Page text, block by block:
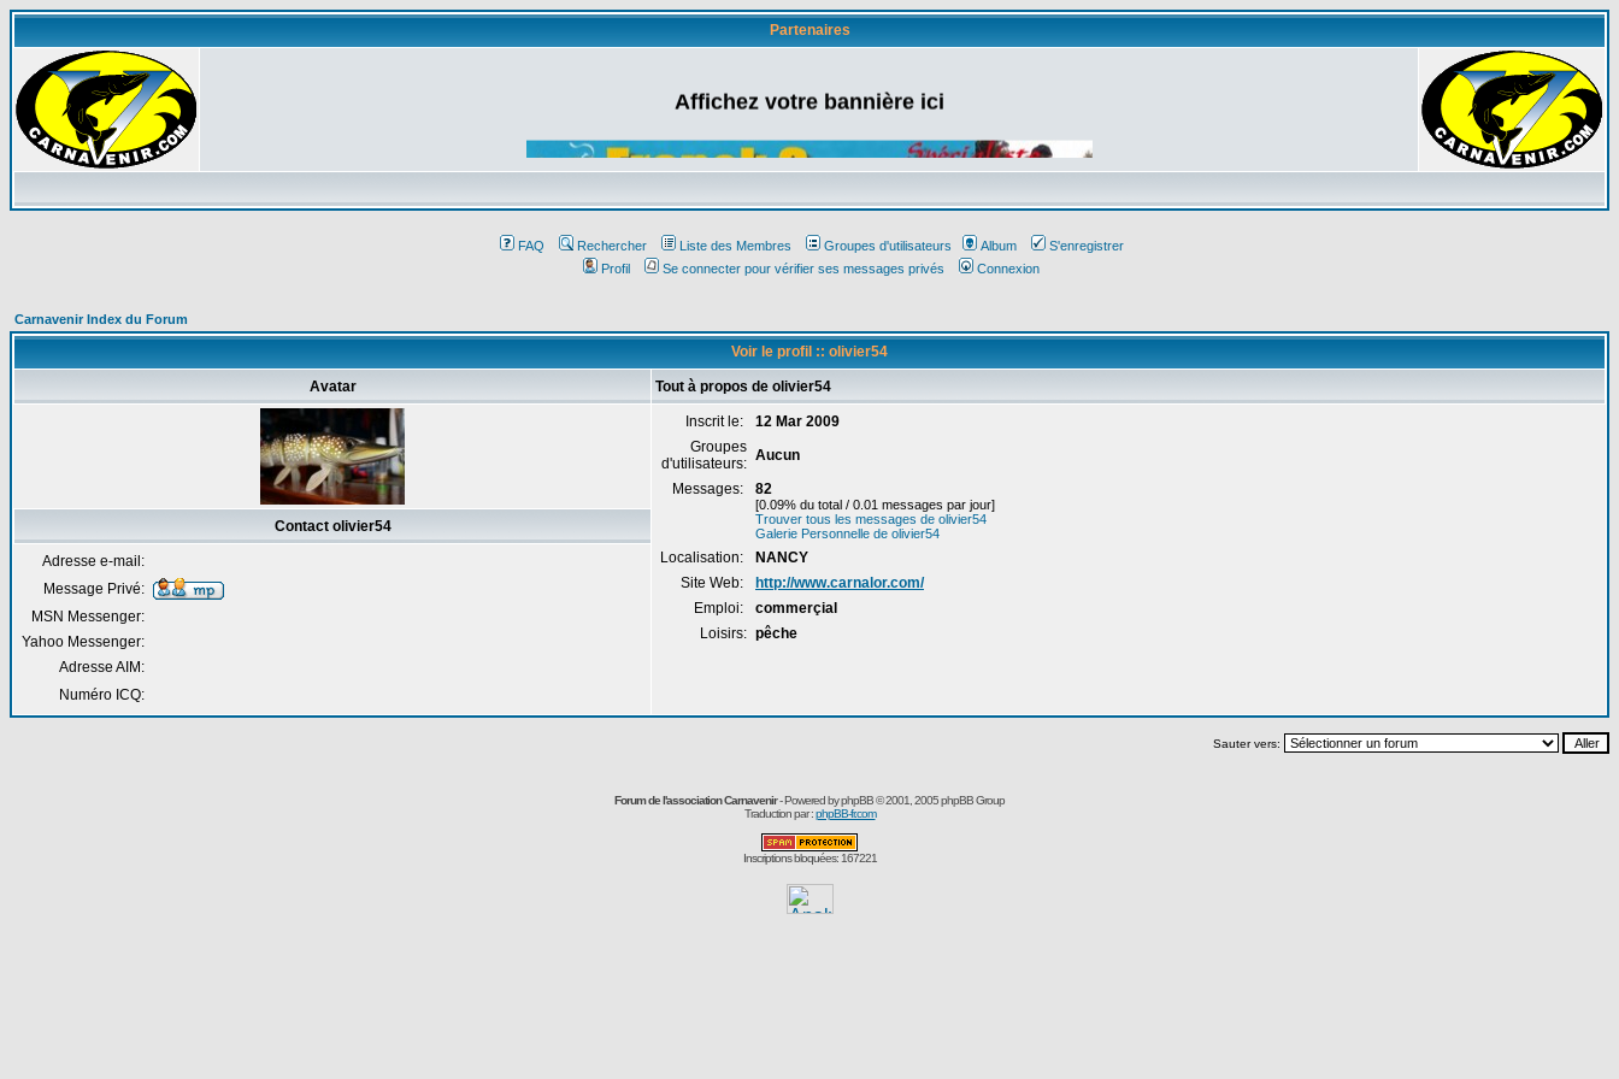
Partenaires
Affichez votre bannière ici
FAQ Rechercher Liste des Membres Groupes d'utilisateurs Album
S'enregistrer
Profil
Se connecter pour vérifier ses messages privés Connexion
Carnavenir Index du Forum
Voir le profil :: olivier54
Avatar Tout à propos de olivier54
Inscrit le:
12 Mar 2009
Groupes
d'utilisateurs: Aucun
Messages:
82
[0.09% du total / 0.01 messages par jour]
Trouver tous les messages de olivier54
Galerie Personnelle de olivier54
Localisation:
NANCY
Site Web:
http://www.carnalor.com/
Emploi:
commerçial
Loisirs: pêche
Contact olivier54
Adresse e-mail:
Message Privé:
MSN Messenger:
Yahoo Messenger:
Adresse AIM:
Numéro ICQ:
Sauter vers:
Forum de l'association Carnavenir- Powered byphpBB© 2001, 2005 phpBB Group
Traduction par :phpBB-fr.com
Inscriptions bloquées: 167221